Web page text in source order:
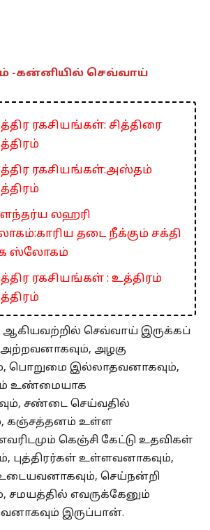
-கன்னியில் செவ்வாய்
ரகசியங்கள்: சித்திரை
ரகசியங்கள்:அஸ்தம்
லஹரி
தடை நீக்கும் சக்தி
ஸ்லோகம்
ரகசியங்கள் : உத்திரம்
ஆகியவற்றில் செவ்வாய் இருக்கப்
அழகு
பொறுமை இல்லாதவனாகவும்,
உண்மையாக
சண்டை செய்வதில்
கஞ்சத்தனம் உள்ள
கெஞ்சி கேட்டு உதவிகள்
புத்திரர்கள் உள்ளவனாகவும்,
செய்நன்றி
எவருக்கேனும்
இருப்பான்.